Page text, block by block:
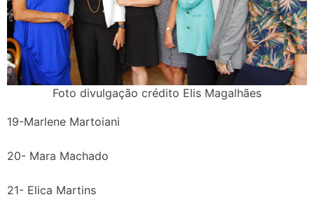
Foto divulgação crédito Elis Magalhães
19-Marlene Martoiani
20- Mara Machado
21- Elica Martins